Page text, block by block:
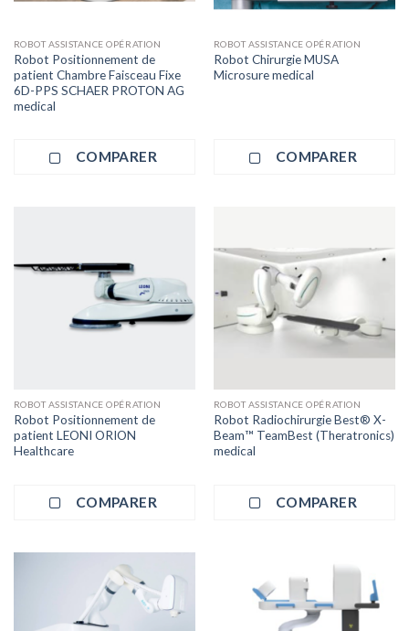
ROBOT ASSISTANCE OPÉRATION
Robot Positionnement de
patient Chambre Faisceau Fixe
6D-PPS SCHAER PROTON AG
medical
COMPARER
ROBOT ASSISTANCE OPÉRATION
Robot Chirurgie MUSA
Microsure medical
COMPARER
ROBOT ASSISTANCE OPÉRATION
Robot Positionnement de
patient LEONI ORION
Healthcare
COMPARER
ROBOT ASSISTANCE OPÉRATION
Robot Radiochirurgie Best® X-
Beam™ TeamBest (Theratronics)
medical
COMPARER